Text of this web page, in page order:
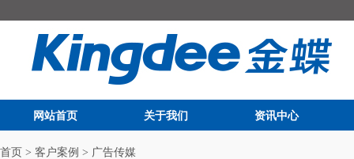
网站首页 关于我们 资讯中心
首页 > 客户案例 > 广告传媒